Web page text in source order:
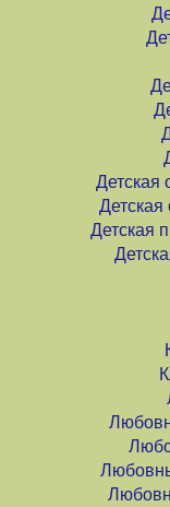
Детская
Детская
Детская